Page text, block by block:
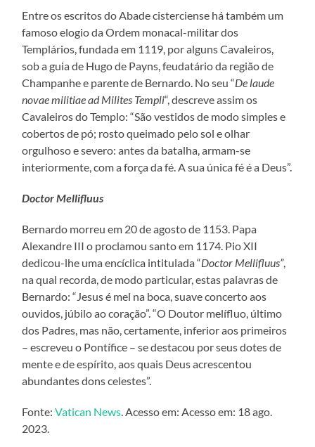
Entre os escritos do Abade cisterciense há também um
famoso elogio da Ordem monacal-militar dos
Templários, fundada em 1119, por alguns Cavaleiros,
sob a guia de Hugo de Payns, feudatário da região de
Champanhe e parente de Bernardo. No seu “De laude
novae militiae ad Milites Templi“, descreve assim os
Cavaleiros do Templo: “São vestidos de modo simples e
cobertos de pó; rosto queimado pelo sol e olhar
orgulhoso e severo: antes da batalha, armam-se
interiormente, com a força da fé. A sua única fé é a Deus”.
Doctor Mellifluus
Bernardo morreu em 20 de agosto de 1153. Papa
Alexandre III o proclamou santo em 1174. Pio XII
dedicou-lhe uma encíclica intitulada “Doctor Mellifluus”,
na qual recorda, de modo particular, estas palavras de
Bernardo: “Jesus é mel na boca, suave concerto aos
ouvidos, júbilo ao coração”. “O Doutor melífluo, último
dos Padres, mas não, certamente, inferior aos primeiros
– escreveu o Pontífice – se destacou por seus dotes de
mente e de espírito, aos quais Deus acrescentou
abundantes dons celestes”.
Fonte:Vatican News. Acesso em: Acesso em: 18 ago.
2023.